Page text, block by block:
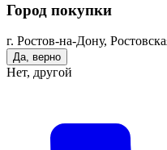
Город покупки
г. Ростов-на-Дону,
Да, верно
Нет, другой